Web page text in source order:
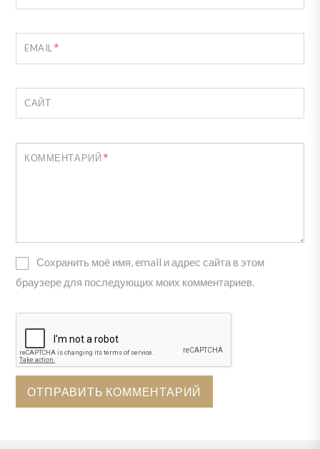
EMAIL*
САЙТ
КОММЕНТАРИЙ*
Сохранить моё имя, email и адрес сайта в этом
браузере для последующих моих комментариев.